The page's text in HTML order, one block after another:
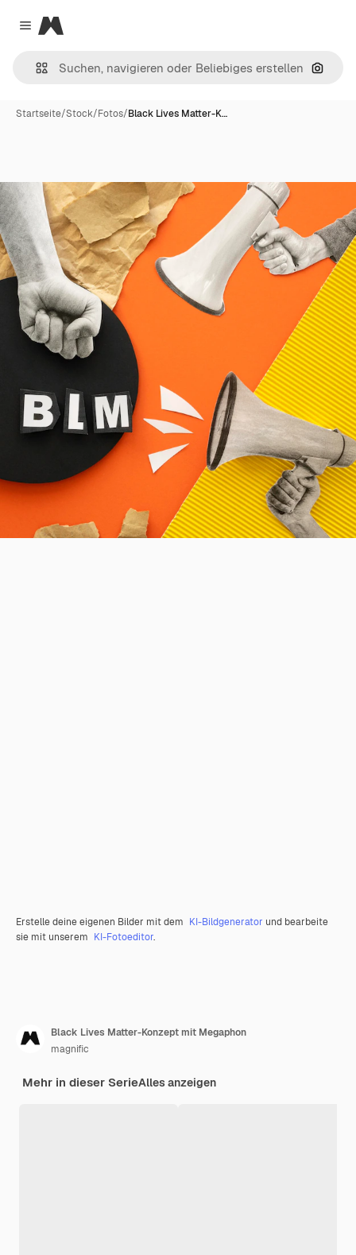
Close menu
Magnific
Nach
Startseite/Stock/Fotos/Black Lives Matter-K…
Erstelle deine eigenen Bilder mit dem KI-Bildgenerator und bearbeite
sie mit unserem KI-Fotoeditor.
Black Lives Matter-Konzept mit Megaphon
magnific
Mehr in dieser SerieAlles anzeigen